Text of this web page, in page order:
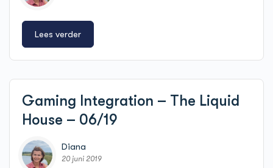
Lees verder
Gaming Integration – The Liquid
House – 06/19
Diana
20 juni 2019